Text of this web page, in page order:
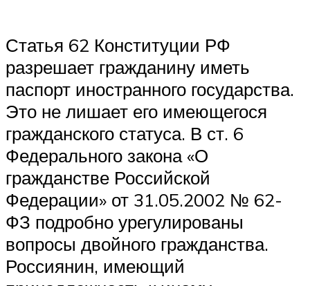
Статья 62 Конституции РФ
разрешает гражданину иметь
паспорт иностранного государства.
Это не лишает его имеющегося
гражданского статуса. В ст. 6
Федерального закона «О
гражданстве Российской
Федерации» от 31.05.2002 № 62-
ФЗ подробно урегулированы
вопросы двойного гражданства.
Россиянин, имеющий